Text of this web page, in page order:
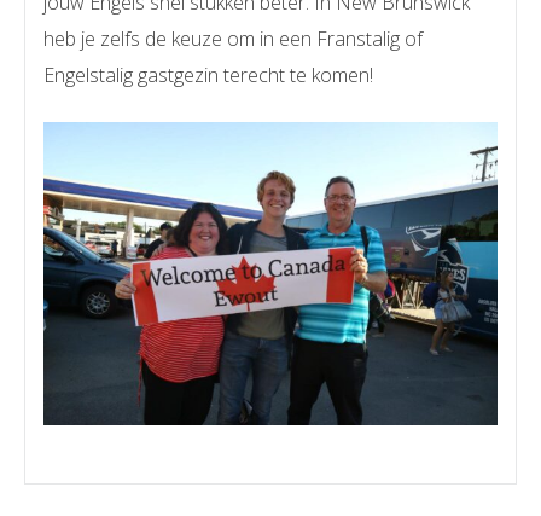
heb je zelfs de keuze om in een Franstalig of
Engelstalig gastgezin terecht te komen!